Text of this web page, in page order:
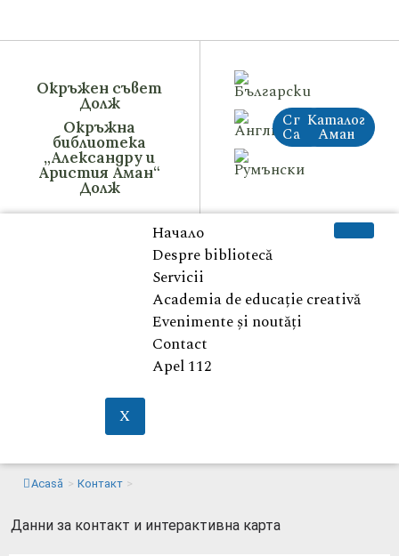
Окръжен съвет
Долж
Окръжна
библиотека
„Александру и
Аристия Аман“
Долж
Стар
Сайт
Каталог
Аман
Начало
Despre bibliotecă
Servicii
Academia de educație creativă
Evenimente și noutăți
Contact
Apel 112
X
Acasă > Контакт >
Данни за контакт и интерактивна карта